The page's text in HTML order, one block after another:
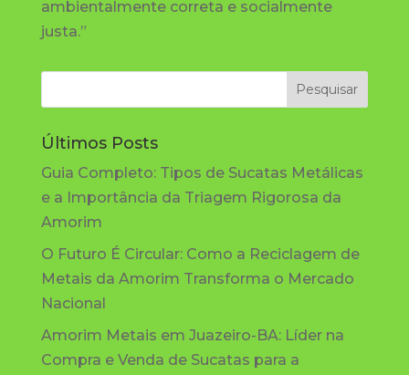
ambientalmente correta e socialmente
justa.”
Últimos Posts
Guia Completo: Tipos de Sucatas Metálicas
e a Importância da Triagem Rigorosa da
Amorim
O Futuro É Circular: Como a Reciclagem de
Metais da Amorim Transforma o Mercado
Nacional
Amorim Metais em Juazeiro-BA: Líder na
Compra e Venda de Sucatas para a